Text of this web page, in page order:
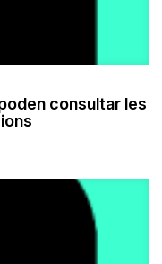
consultar les